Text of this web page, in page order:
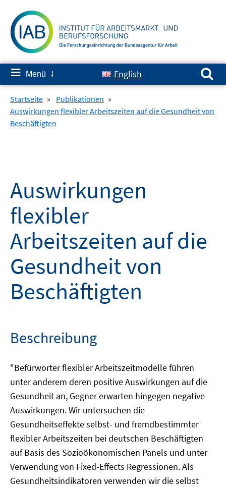
zum
Inhalt
≡ Menü ✘ English
Suchen nach:
Startseite » Publikationen »
Auswirkungen flexibler Arbeitszeiten auf die Gesundheit von
Beschäftigten
Auswirkungen
flexibler
Arbeitszeiten auf die
Gesundheit von
Beschäftigten
Beschreibung
"Befürworter flexibler Arbeitszeitmodelle führen
unter anderem deren positive Auswirkungen auf die
Gesundheit an, Gegner erwarten hingegen negative
Auswirkungen. Wir untersuchen die
Gesundheitseffekte selbst- und fremdbestimmter
flexibler Arbeitszeiten bei deutschen Beschäftigten
auf Basis des Sozioökonomischen Panels und unter
Verwendung von Fixed-Effects Regressionen. Als
Gesundheitsindikatoren verwenden wir die selbst